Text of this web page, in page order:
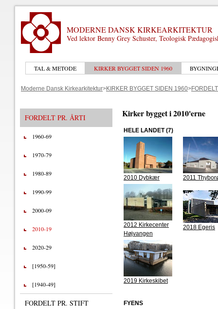
MODERNE DANSK KIRKEARKITEKTUR
Ved lektor Benny Grey Schuster, Teologisk
TAL & METODE KIRKER BYGGET SIDEN 1960
Moderne Dansk Kirkearkitektur>KIRKER BYGGET SIDEN 1960>
FORDELT PR. ÅRTI
1960-69
1970-79
1980-89
1990-99
2000-09
2010-19
2020-29
[1950-59]
[1940-49]
FORDELT PR. STIFT
Kirker bygget i 2010'erne
HELE LANDET (7)
2010 Dybkær 2011
2012 Kirkecenter
Højvangen
2018 Egeris
2019 Kirkeskibet
FYENS